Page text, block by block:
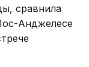
сравнила
Анджелесе